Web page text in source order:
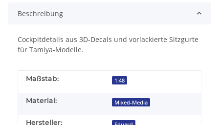
Beschreibung
Cockpitdetails aus 3D-Decals und vorlackierte Sitzgurte
für Tamiya-Modelle.
Maßstab: 1:48
Material: Mixed-Media
Hersteller: